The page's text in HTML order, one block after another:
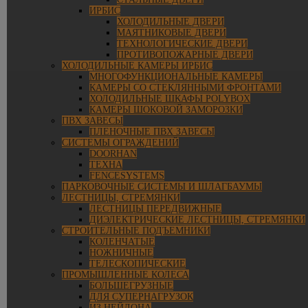
ИРБИС
ХОЛОДИЛЬНЫЕ ДВЕРИ
МАЯТНИКОВЫЕ ДВЕРИ
ТЕХНОЛОГИЧЕСКИЕ ДВЕРИ
ПРОТИВОПОЖАРНЫЕ ДВЕРИ
ХОЛОДИЛЬНЫЕ КАМЕРЫ ИРБИС
МНОГОФУНКЦИОНАЛЬНЫЕ КАМЕРЫ
КАМЕРЫ СО СТЕКЛЯННЫМИ ФРОНТАМИ
ХОЛОДИЛЬНЫЕ ШКАФЫ POLYBOX
КАМЕРЫ ШОКОВОЙ ЗАМОРОЗКИ
ПВХ ЗАВЕСЫ
ПЛЕНОЧНЫЕ ПВХ ЗАВЕСЫ
СИСТЕМЫ ОГРАЖДЕНИЙ
DOORHAN
ТЕХНА
FENCESYSTEMS
ПАРКОВОЧНЫЕ СИСТЕМЫ И ШЛАГБАУМЫ
ЛЕСТНИЦЫ, СТРЕМЯНКИ
ЛЕСТНИЦЫ ПЕРЕДВИЖНЫЕ
ДИЭЛЕКТРИЧЕСКИЕ ЛЕСТНИЦЫ, СТРЕМЯНКИ
СТРОИТЕЛЬНЫЕ ПОДЪЕМНИКИ
КОЛЕНЧАТЫЕ
НОЖНИЧНЫЕ
ТЕЛЕСКОПИЧЕСКИЕ
ПРОМЫШЛЕННЫЕ КОЛЕСА
БОЛЬШЕГРУЗНЫЕ
ДЛЯ СУПЕРНАГРУЗОК